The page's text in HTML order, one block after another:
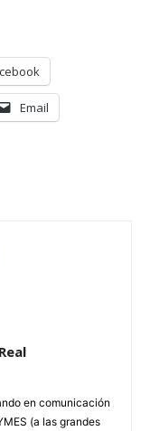
Email
en comunicación
(a las grandes